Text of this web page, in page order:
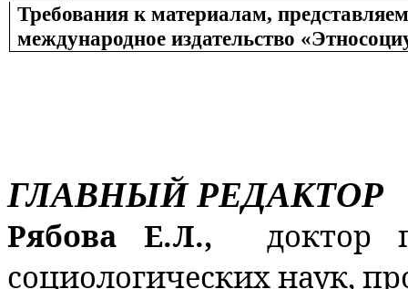
Требования к материалам,
международное издательство
ГЛАВНЫЙ РЕДАКТОР
Рябова Е.Л., доктор
социологических наук,